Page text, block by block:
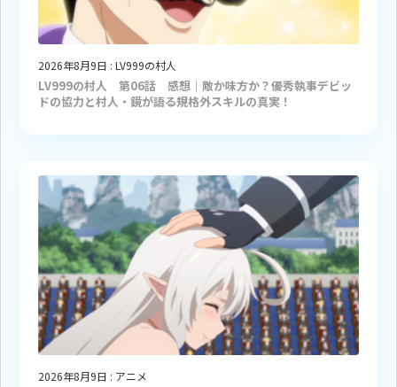
2026年8月9日 : LV999の村人
LV999の村人 第06話 感想｜敵か味方か？優秀執事デビッ
ドの協力と村人・鏡が語る規格外スキルの真実！
2026年8月9日 : アニメ